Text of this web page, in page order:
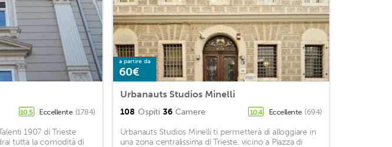
10,5 Eccellente (1784)
1907 di Trieste
tutta la comodità di
a partire da
60€
Urbanauts Studios Minelli
108 Ospiti 36 Camere 10,4 Eccellente (694)
Urbanauts Studios Minelli ti permetterà di alloggiare in
una zona centralissima di Trieste, vicino a Piazza di